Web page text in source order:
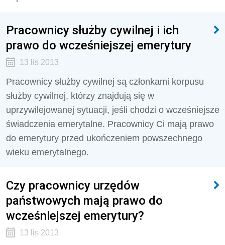
Pracownicy służby cywilnej i ich
prawo do wcześniejszej emerytury
13 lis 2013
Pracownicy służby cywilnej są członkami korpusu
służby cywilnej, którzy znajdują się w
uprzywilejowanej sytuacji, jeśli chodzi o wcześniejsze
świadczenia emerytalne. Pracownicy Ci mają prawo
do emerytury przed ukończeniem powszechnego
wieku emerytalnego.
Czy pracownicy urzędów
państwowych mają prawo do
wcześniejszej emerytury?
13 lis 2013